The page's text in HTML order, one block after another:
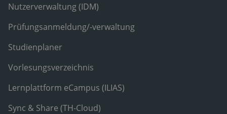
Nutzerverwaltung (IDM)
Prüfungsanmeldung/-verwaltung
Studienplaner
Vorlesungsverzeichnis
Lernplattform eCampus (ILIAS)
Sync & Share (TH-Cloud)